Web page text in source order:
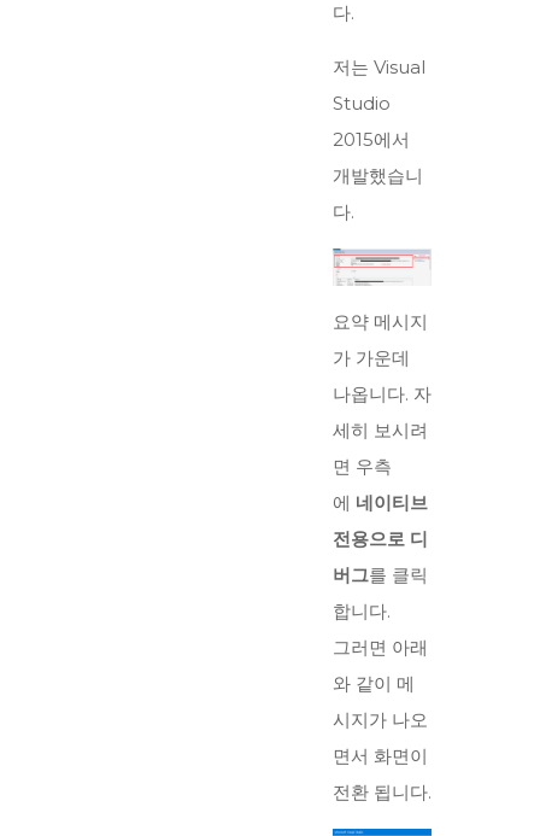
다.
저는 Visual
Studio
2015에서
개발했습니
다.
요약 메시지
가 가운데
나옵니다. 자
세히 보시려
면 우측
에 네이티브
전용으로 디
버그를 클릭
합니다.
그러면 아래
와 같이 메
시지가 나오
면서 화면이
전환 됩니다.